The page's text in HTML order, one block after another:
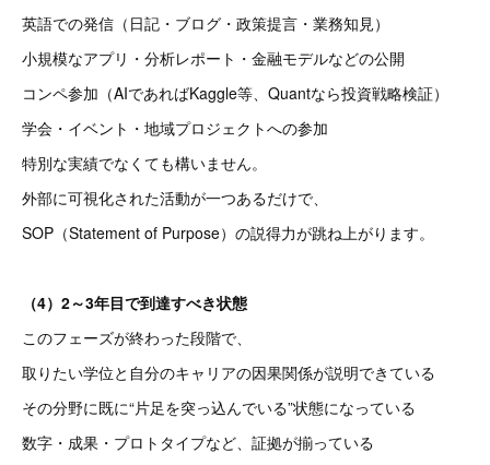
英語での発信（日記・ブログ・政策提言・業務知見）
小規模なアプリ・分析レポート・金融モデルなどの公開
コンペ参加（AIであればKaggle等、Quantなら投資戦略検証）
学会・イベント・地域プロジェクトへの参加
特別な実績でなくても構いません。
外部に可視化された活動が一つあるだけで、
SOP（Statement of Purpose）の説得力が跳ね上がります。
（4）2～3年目で到達すべき状態
このフェーズが終わった段階で、
取りたい学位と自分のキャリアの因果関係が説明できている
その分野に既に“片足を突っ込んでいる”状態になっている
数字・成果・プロトタイプなど、証拠が揃っている